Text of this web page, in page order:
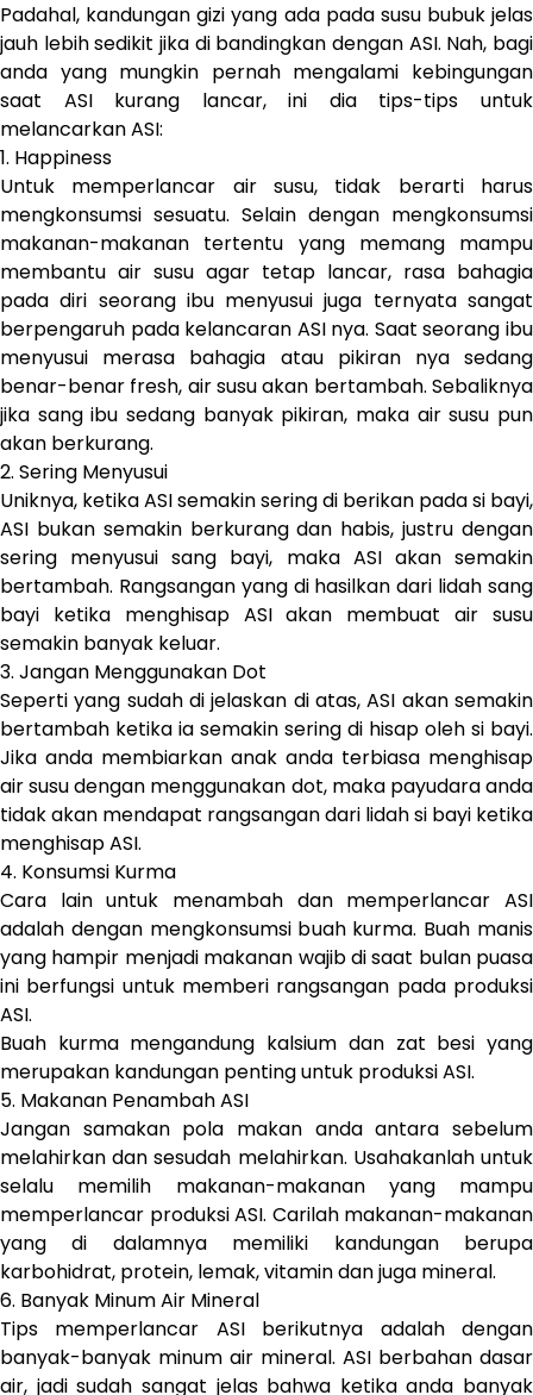
Padahal, kandungan gizi yang ada pada susu bubuk jelas
jauh lebih sedikit jika di bandingkan dengan ASI. Nah, bagi
anda yang mungkin pernah mengalami kebingungan
saat ASI kurang lancar, ini dia tips-tips untuk
melancarkan ASI:
1. Happiness
Untuk memperlancar air susu, tidak berarti harus
mengkonsumsi sesuatu. Selain dengan mengkonsumsi
makanan-makanan tertentu yang memang mampu
membantu air susu agar tetap lancar, rasa bahagia
pada diri seorang ibu menyusui juga ternyata sangat
berpengaruh pada kelancaran ASI nya. Saat seorang ibu
menyusui merasa bahagia atau pikiran nya sedang
benar-benar fresh, air susu akan bertambah. Sebaliknya
jika sang ibu sedang banyak pikiran, maka air susu pun
akan berkurang.
2. Sering Menyusui
Uniknya, ketika ASI semakin sering di berikan pada si bayi,
ASI bukan semakin berkurang dan habis, justru dengan
sering menyusui sang bayi, maka ASI akan semakin
bertambah. Rangsangan yang di hasilkan dari lidah sang
bayi ketika menghisap ASI akan membuat air susu
semakin banyak keluar.
3. Jangan Menggunakan Dot
Seperti yang sudah di jelaskan di atas, ASI akan semakin
bertambah ketika ia semakin sering di hisap oleh si bayi.
Jika anda membiarkan anak anda terbiasa menghisap
air susu dengan menggunakan dot, maka payudara anda
tidak akan mendapat rangsangan dari lidah si bayi ketika
menghisap ASI.
4. Konsumsi Kurma
Cara lain untuk menambah dan memperlancar ASI
adalah dengan mengkonsumsi buah kurma. Buah manis
yang hampir menjadi makanan wajib di saat bulan puasa
ini berfungsi untuk memberi rangsangan pada produksi
ASI.
Buah kurma mengandung kalsium dan zat besi yang
merupakan kandungan penting untuk produksi ASI.
5. Makanan Penambah ASI
Jangan samakan pola makan anda antara sebelum
melahirkan dan sesudah melahirkan. Usahakanlah untuk
selalu memilih makanan-makanan yang mampu
memperlancar produksi ASI. Carilah makanan-makanan
yang di dalamnya memiliki kandungan berupa
karbohidrat, protein, lemak, vitamin dan juga mineral.
6. Banyak Minum Air Mineral
Tips memperlancar ASI berikutnya adalah dengan
banyak-banyak minum air mineral. ASI berbahan dasar
air, jadi sudah sangat jelas bahwa ketika anda banyak